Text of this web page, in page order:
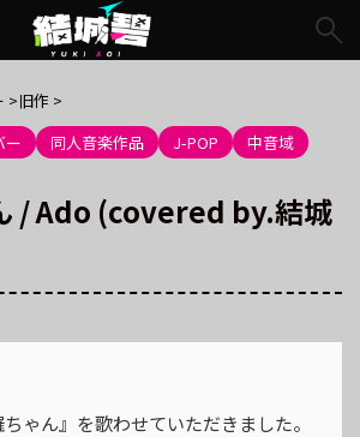
>旧作 >
ー 同人音楽作品 J-POP 中音域
/ Ado (covered by.結城
ゃん』を歌わせていただきました。